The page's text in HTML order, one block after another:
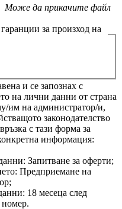
Може да прикачите файл
за произход на
и се запознах с
на лични данни от страна
им на администратор/и,
законодателство
с тази форма за
информация:
Запитване за оферти;
Предприемане на
18 месеца след
номер.